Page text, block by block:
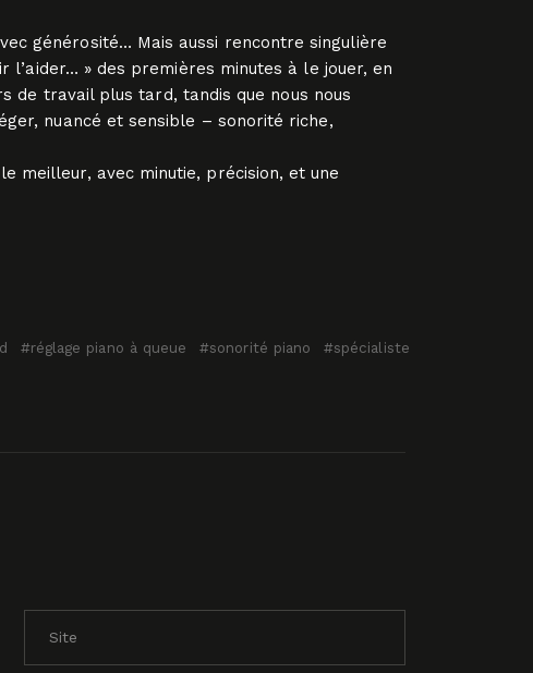
générosité… Mais aussi rencontre singulière
» des premières minutes à le jouer, en
de travail plus tard, tandis que nous nous
nuancé et sensible – sonorité riche,
meilleur, avec minutie, précision, et une
réglage piano à queue sonorité piano
spécialiste